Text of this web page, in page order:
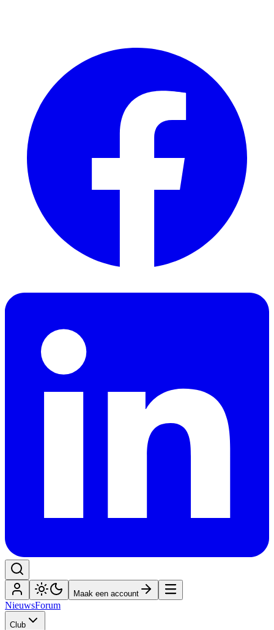
Maak een account
NieuwsForum
Club